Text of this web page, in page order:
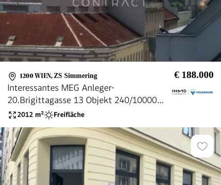
1200 WIEN, ZS Simmering € 188.000
Interessantes MEG Anleger-
20.Brigittagasse 13 Objekt 240/10000
Anteile mit 42 Wohnungen+1 GL+42
2012 m² Freifläche